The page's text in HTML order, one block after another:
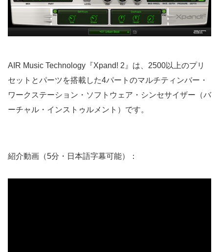
AIR Music Technology『Xpand! 2』は、2500以上のプリ
セットとパーツを搭載した4パートのマルチティンバー・
ワークステーション・ソフトウェア・シンセサイザー（バ
ーチャル・インストゥルメント）です。
紹介動画（5分・日本語字幕可能）：